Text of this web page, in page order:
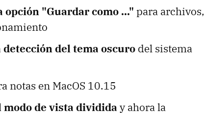
opción "Guardar como ..." para archivos,
del tema oscuro del sistema
notas en MacOS 10.15
de vista dividida y ahora la